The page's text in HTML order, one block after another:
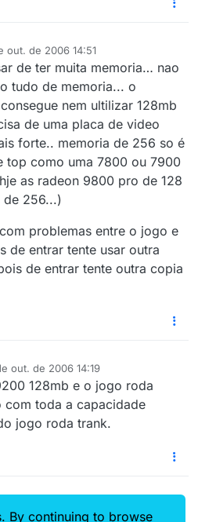
out. de 2006 14:51
de ter muita memoria… nao
tudo de memoria... o
nem ultilizar 128mb
de uma placa de video
forte.. memoria de 256 so é
top como uma 7800 ou 7900
as radeon 9800 pro de 128
de 256...)
problemas entre o jogo e
de entrar tente usar outra
de entrar tente outra copia
out. de 2006 14:19
128mb e o jogo roda
toda a capacidade
jogo roda trank.
By continuing to browse